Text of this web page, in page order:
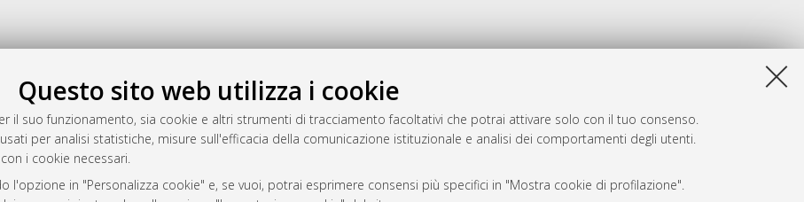
Questo sito web utilizza i cookie
il suo funzionamento, sia cookie e altri strumenti di tracciamento facoltativi che potrai attivare solo con il tuo consenso.
per analisi statistiche, misure sull'efficacia della comunicazione istituzionale e analisi dei comportamenti degli utenti.
i cookie necessari.
l'opzione in "Personalizza cookie" e, se vuoi, potrai esprimere consensi più specifici in "Mostra cookie di profilazione".
Gestione del documento:
e gestito da
Cookie